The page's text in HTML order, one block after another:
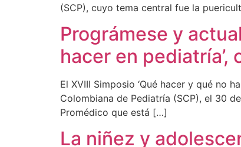
(SCP), cuyo tema central fue la
Prográmese y
hacer en
El XVIII Simposio ‘Qué hacer y qué no
Colombiana de Pediatría (SCP), el 30
Promédico que está […]
La niñez y